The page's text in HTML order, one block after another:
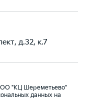
д.32, к.7
"КЦ Шереметьево"
данных на